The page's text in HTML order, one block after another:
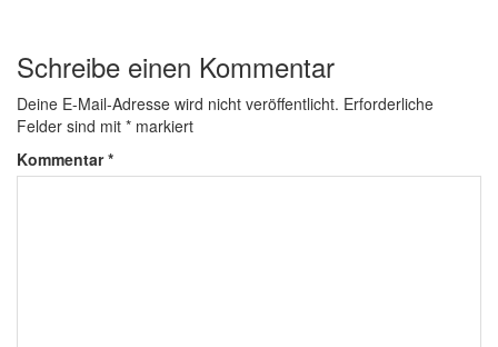
Schreibe einen Kommentar
Deine E-Mail-Adresse wird nicht veröffentlicht. Erforderliche
Felder sind mit * markiert
Kommentar*